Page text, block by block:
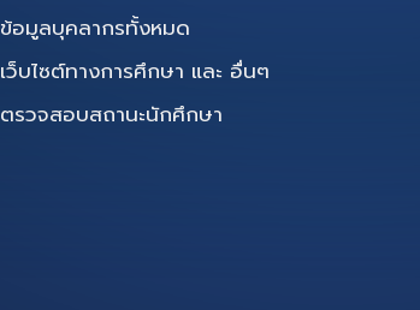
ข้อมูลบุคลากรทั้งหมด
เว็บไซต์ทางการศึกษา และ อื่นๆ
ตรวจสอบสถานะนักศึกษา